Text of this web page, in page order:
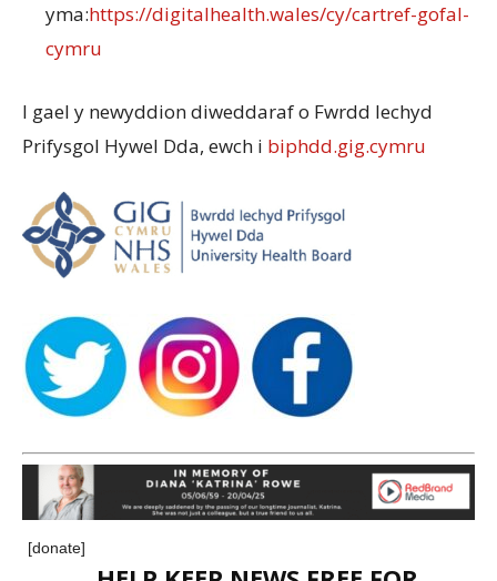
yma:https://digitalhealth.wales/cy/cartref-gofal-
cymru
I gael y newyddion diweddaraf o Fwrdd Iechyd
Prifysgol Hywel Dda, ewch i biphdd.gig.cymru
[donate]